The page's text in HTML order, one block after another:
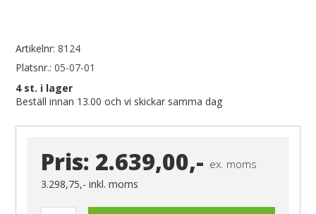
Artikelnr: 8124
Platsnr.: 05-07-01
4st. i lager
Beställ innan 13.00 och vi skickar samma dag
Pris: 2.639,00,- ex. moms
3.298,75,-inkl. moms